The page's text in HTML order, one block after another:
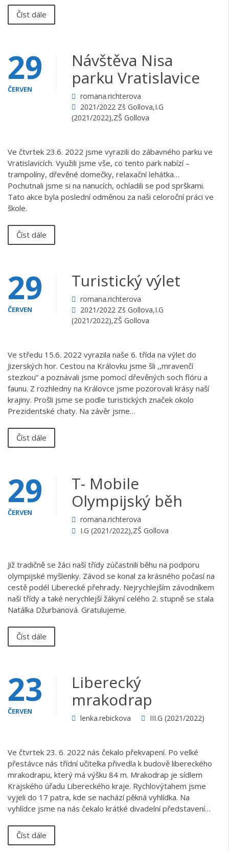
Číst dále
29
ČERVEN
Návštěva Nisa
parku Vratislavice
romana.richterova
2021/2022 Zš Gollova,I.G
(2021/2022),ZŠ Gollova
Ve čtvrtek 23.6. 2022 jsme vyrazili do zábavného parku ve
Vratislavicích. Využili jsme vše, co tento park nabízí –
trampolíny, dřevěné domečky, relaxační lehátka…
Pochutnali jsme si na nanucích, ochladili se pod sprškami.
Tato akce byla poslední odměnou za naši celoroční práci ve
škole.
Číst dále
29
ČERVEN
Turistický výlet
romana.richterova
2021/2022 Zš Gollova,I.G
(2021/2022),ZŠ Gollova
Ve středu 15.6. 2022 vyrazila naše 6. třída na výlet do
Jizerských hor. Cestou na Královku jsme šli ,,mravenčí
stezkou“ a poznávali jsme pomocí dřevěných soch flóru a
faunu. Z rozhledny na Královce jsme pozorovali krásy naší
krajiny. Prošli jsme se podle turistických značek okolo
Prezidentské chaty. Na závěr jsme…
Číst dále
29
ČERVEN
T- Mobile
Olympijský běh
romana.richterova
I.G (2021/2022),ZŠ Gollova
Již tradičně se žáci naší třídy zúčastnili běhu na podporu
olympijské myšlenky. Závod se konal za krásného počasí na
cestě podél Liberecké přehrady. Nejrychlejším závodníkem
naší třídy a také nerychlejší žákyní celého 2. stupně se stala
Natálka Džurbanová. Gratulujeme.
Číst dále
23
ČERVEN
Liberecký
mrakodrap
lenka.rebickova III.G (2021/2022)
Ve čtvrtek 23. 6. 2022 nás čekalo překvapení. Po velké
přestávce nás třídní učitelka přivedla k budově libereckého
mrakodrapu, který má výšku 84 m. Mrakodrap je sídlem
Krajského úřadu Libereckého kraje. Rychlovýtahem jsme
vyjeli do 17 patra, kde se nachází pěkná vyhlídka. Na
vyhlídce jsme na nás čekalo krátké divadelní představení…
Číst dále